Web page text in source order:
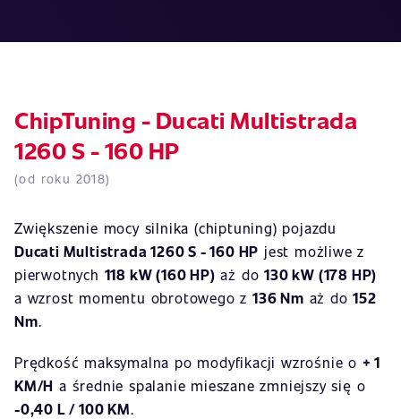
ChipTuning - Ducati Multistrada
1260 S - 160 HP
(od roku 2018)
Zwiększenie mocy silnika (chiptuning) pojazdu
Ducati Multistrada 1260 S - 160 HP jest możliwe z
pierwotnych 118 kW (160 HP) aż do130 kW (178 HP)
a wzrost momentu obrotowego z136 Nm aż do152
Nm.
Prędkość maksymalna po modyfikacji wzrośnie o + 1
KM/H a średnie spalanie mieszane zmniejszy się o
-0,40 L / 100 KM.